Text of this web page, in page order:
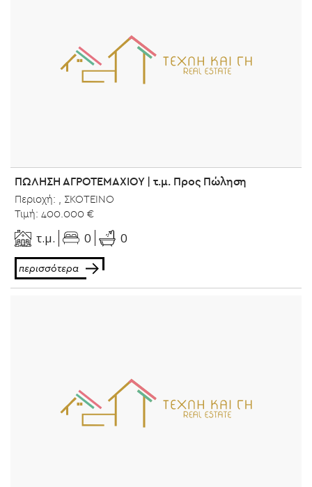
ΠΩΛΗΣΗ ΑΓΡΟΤΕΜΑΧΙΟΥ | τ.μ. Προς Πώληση
Περιοχή: , ΣΚΟΤΕΙΝΟ
Τιμή: 400.000 €
τ.μ. 0 0
περισσότερα